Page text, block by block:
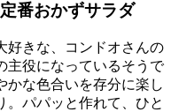
番おかずサラダ
好きな、コンドオさんの
主役になっているそうで
かな色合いを存分に楽し
。パパッと作れて、ひと